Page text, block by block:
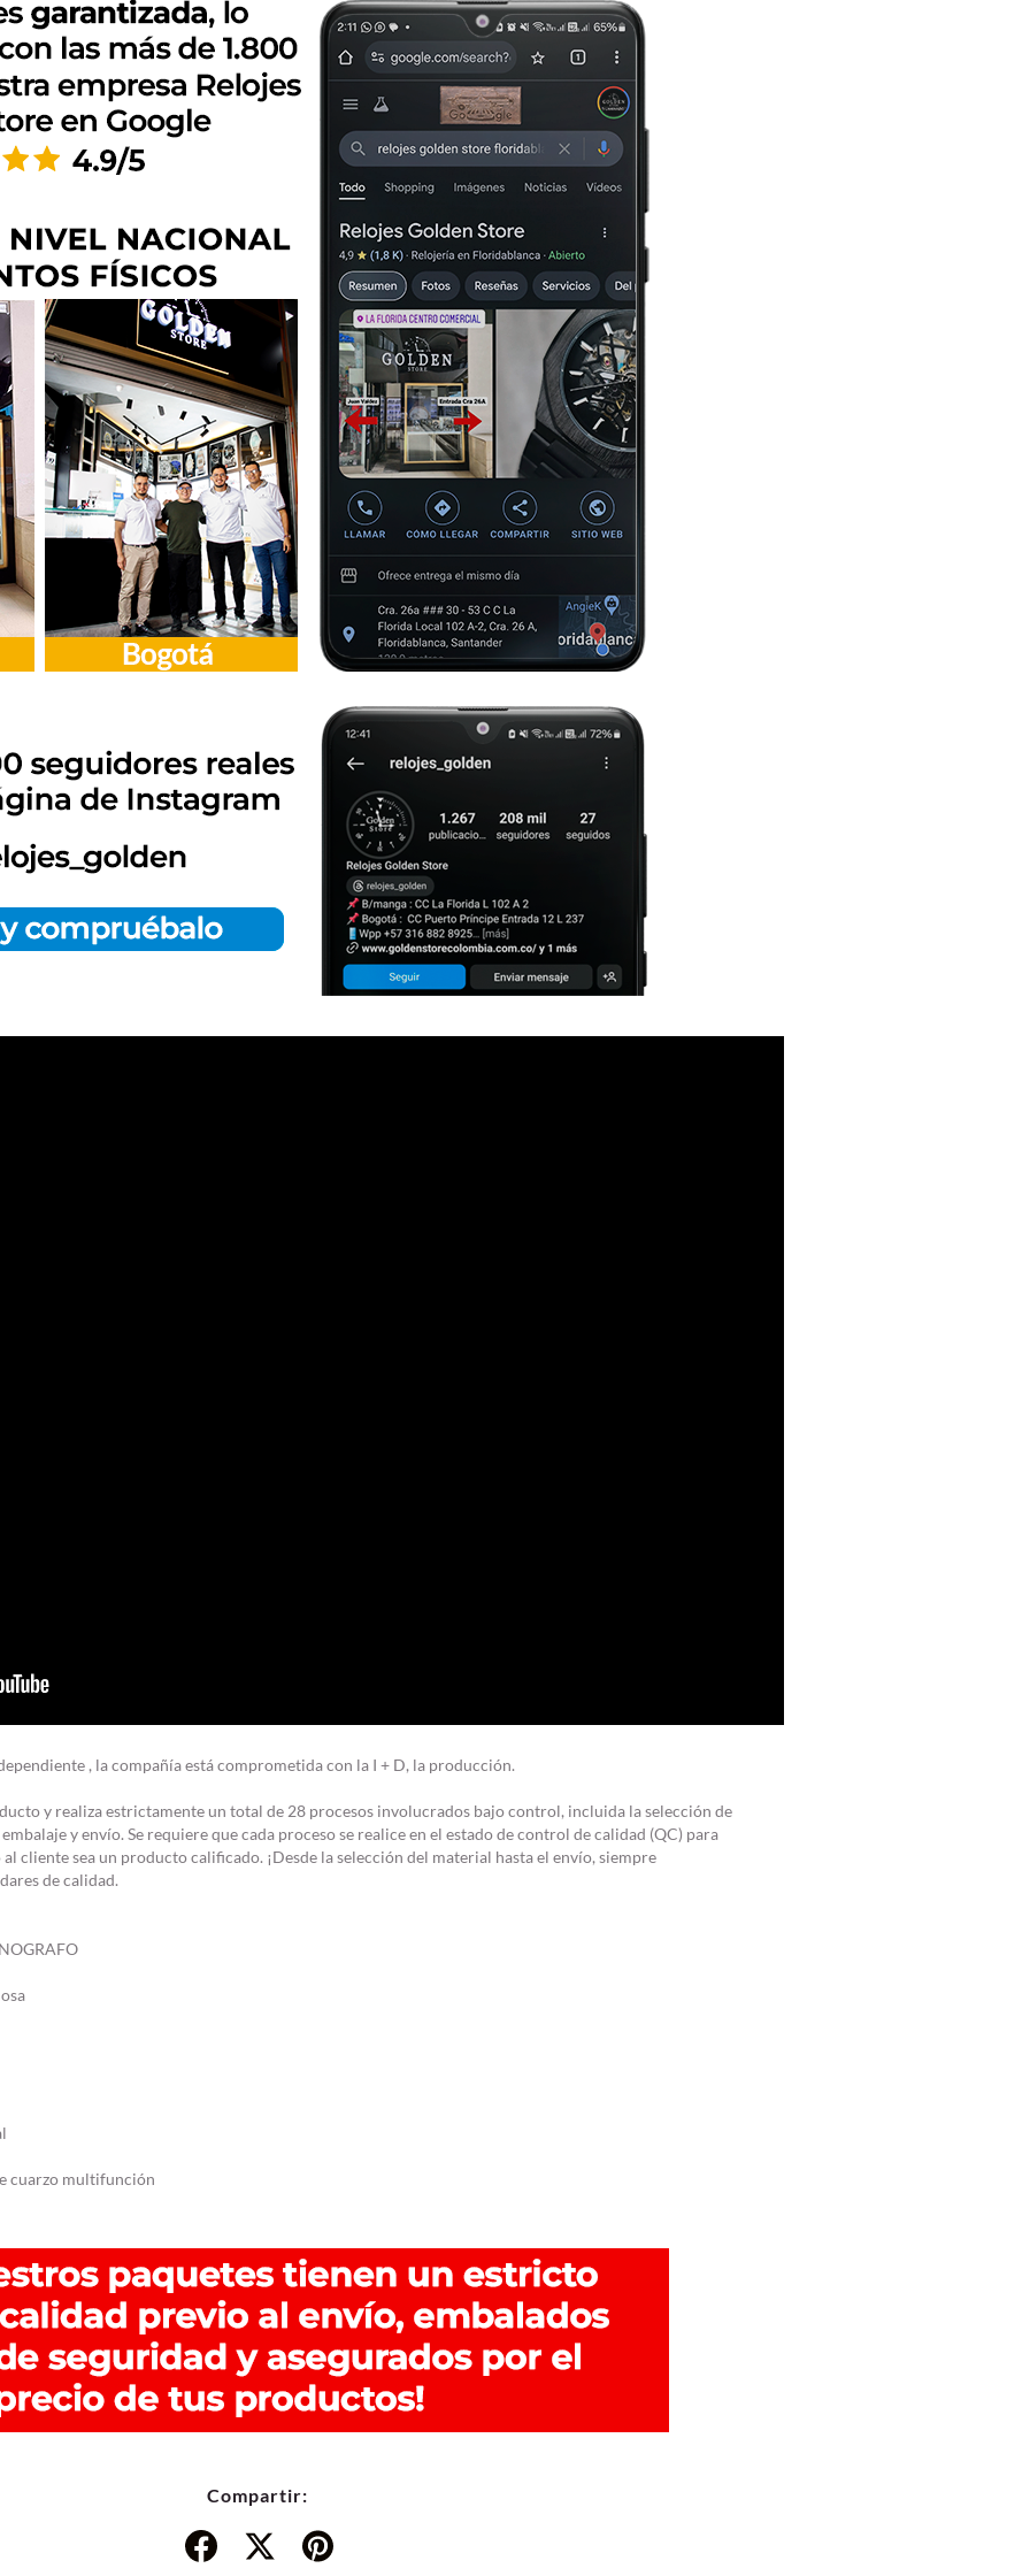
, la compañía está comprometida con la I + D, la producción.
y realiza estrictamente un total de 28 procesos involucrados bajo control, incluida la selección de
y envío. Se requiere que cada proceso se realice en el estado de control de calidad (QC) para
cliente sea un producto calificado. ¡Desde la selección del material hasta el envío, siempre
de calidad.
cuarzo multifunción
Compartir: